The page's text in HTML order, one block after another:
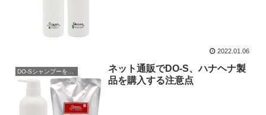
2022.01.06
ネット通販でDO-S、ハナヘナ製
品を購入する注意点